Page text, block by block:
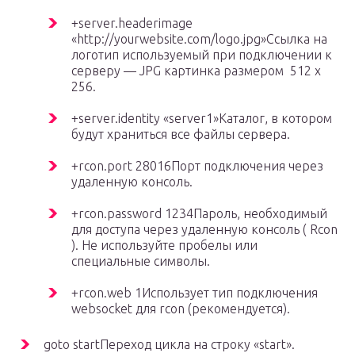
+server.headerimage
«http://yourwebsite.com/logo.jpg»Ссылка на
логотип используемый при подключении к
серверу — JPG картинка размером 512 x
256.
+server.identity «server1»Каталог, в котором
будут храниться все файлы сервера.
+rcon.port 28016Порт подключения через
удаленную консоль.
+rcon.password 1234Пароль, необходимый
для доступа через удаленную консоль ( Rcon
). Не используйте пробелы или
специальные символы.
+rcon.web 1Использует тип подключения
websocket для rcon (рекомендуется).
goto startПереход цикла на строку «start».